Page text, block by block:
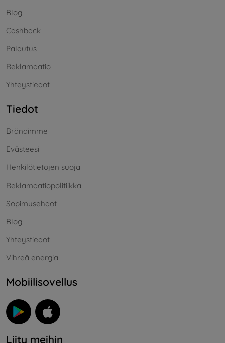
Blog
Cashback
Palautus
Reklamaatio
Yhteystiedot
Tiedot
Brändimme
Evästeesi
Henkilötietojen suoja
Reklamaatiopolitiikka
Sopimusehdot
Blog
Yhteystiedot
Vihreä energia
Mobiilisovellus
Liity meihin